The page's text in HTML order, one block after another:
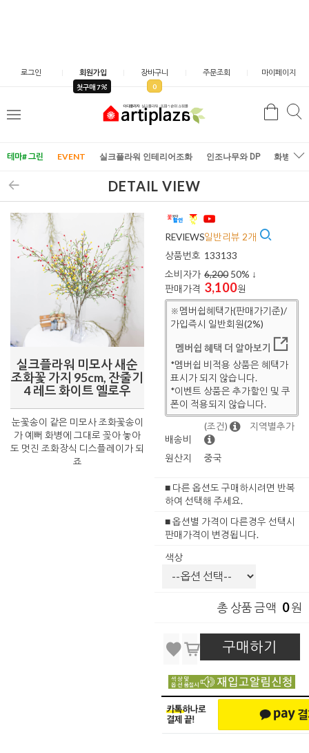
로그인 회원가입
첫구매 7
장바구니
0
주문조회 마이페이지
메
검
테마# 그린 EVENT 실크플라워 인테리어조화 인조나무와 DP 화병/화
DETAIL VIEW
실크플라워 미모사 새순
조화꽃 가지 95cm, 잔줄기
4 레드 화이트 옐로우
눈꽃송이 같은 미모사 조화꽃송이
가 예뻐 화병에 그대로 꽂아 놓아
도 멋진 조화장식 디스플레이가 되
죠
REVIEWS일반리뷰 2개
상품번호 133133
소비자가 6,200 50% ↓
판매가격 3,100원
※멤버쉽혜택가(판매가기준)/
가입즉시 일반회원(2%)
멤버쉽 혜택 더 알아보기
*멤버쉽 비적용 상품은 혜택가
표시가 되지 않습니다.
*이벤트 상품은 추가할인 및 쿠
폰이 적용되지 않습니다.
배송비
(조건) 지역별추가
원산지 중국
■ 다른 옵션도 구매하시려면 반복
하여 선택해 주세요.
■ 옵션별 가격이 다른경우 선택시
판매가격이 변경됩니다.
색상
총 상품 금액 0원
구매하기